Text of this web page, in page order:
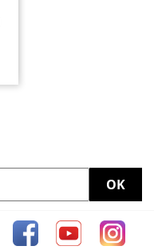
FacebookYouTube